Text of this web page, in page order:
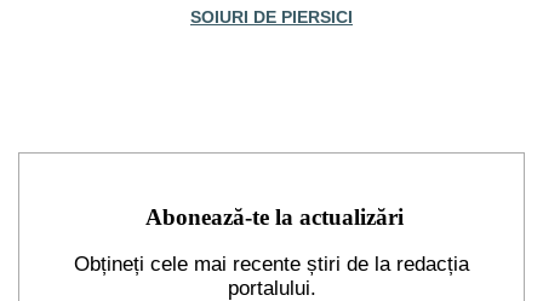
SOIURI DE PIERSICI
Abonează-te la actualizări
Obțineți cele mai recente știri de la redacția
portalului.